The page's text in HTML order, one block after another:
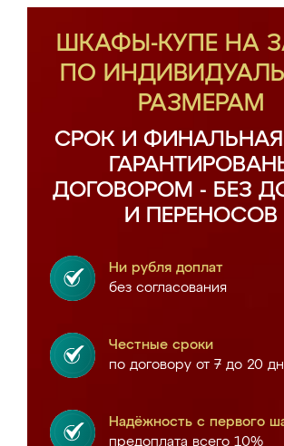
ШКАФЫ-КУПЕ НА
ПО
РАЗМЕРАМ
СРОК И
ДОГОВОРОМ - БЕЗ
И ПЕРЕНОСОВ
Ни рубля доплат
без согласования
Честные сроки
по договору от 7 до 20
Надёжность с первого
предоплата всего 10%